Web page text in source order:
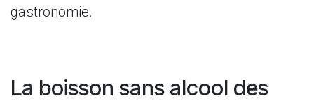
gastronomie.​
La boisson sans alcool des